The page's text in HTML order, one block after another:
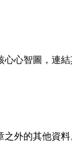
心智圖，連結
外的其他資料